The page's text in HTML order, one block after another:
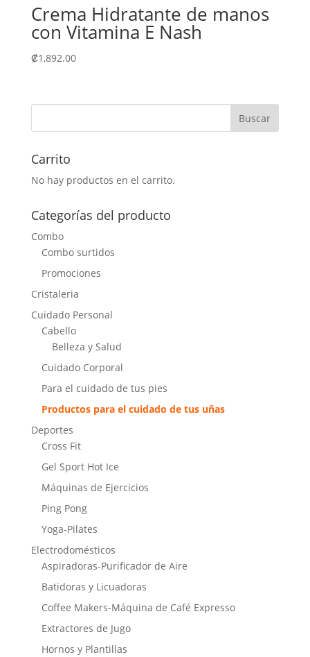
Crema Hidratante de manos
con Vitamina E Nash
₡1,892.00
Carrito
No hay productos en el carrito.
Categorías del producto
Combo
Combo surtidos
Promociones
Cristaleria
Cuidado Personal
Cabello
Belleza y Salud
Cuidado Corporal
Para el cuidado de tus pies
Productos para el cuidado de tus uñas
Deportes
Cross Fit
Gel Sport Hot Ice
Máquinas de Ejercicios
Ping Pong
Yoga-Pilates
Electrodomésticos
Aspiradoras-Purificador de Aire
Batidoras y Licuadoras
Coffee Makers-Máquina de Café Expresso
Extractores de Jugo
Hornos y Plantillas